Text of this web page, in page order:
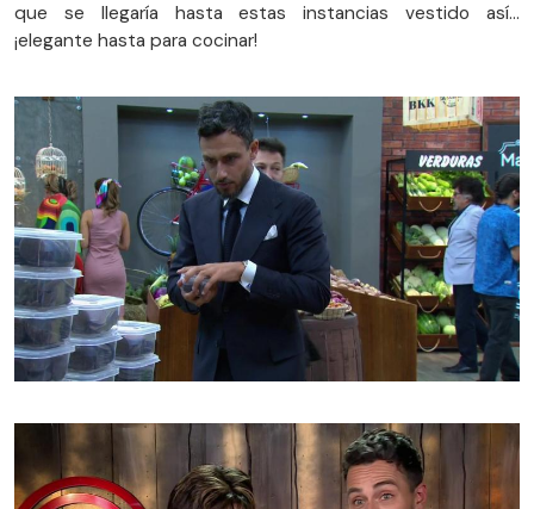
que se llegaría hasta estas instancias vestido así…
¡elegante hasta para cocinar!